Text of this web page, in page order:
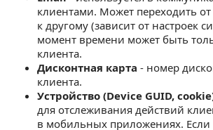
клиентами. Может переходить
к другому (зависит от настроек
момент времени может быть
клиента.
Дисконтная карта - номер
клиента.
Устройство (Device GUID,
для отслеживания действий
в мобильных приложениях. Если